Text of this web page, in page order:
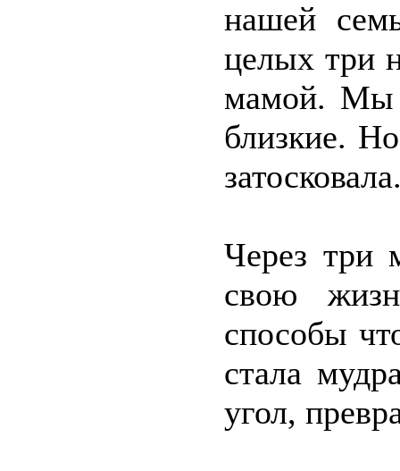
нашей
целых три
мамой. Мы
близкие.
Через три
свою
способы
стала
угол,